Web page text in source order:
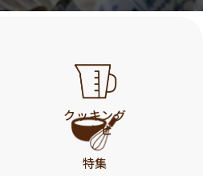
クッキング
レシピ
特集